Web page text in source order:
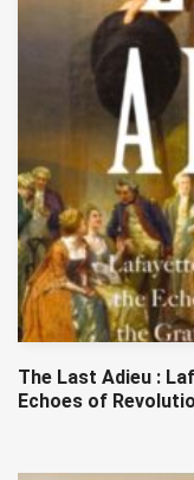
The Last Adieu :
Echoes of